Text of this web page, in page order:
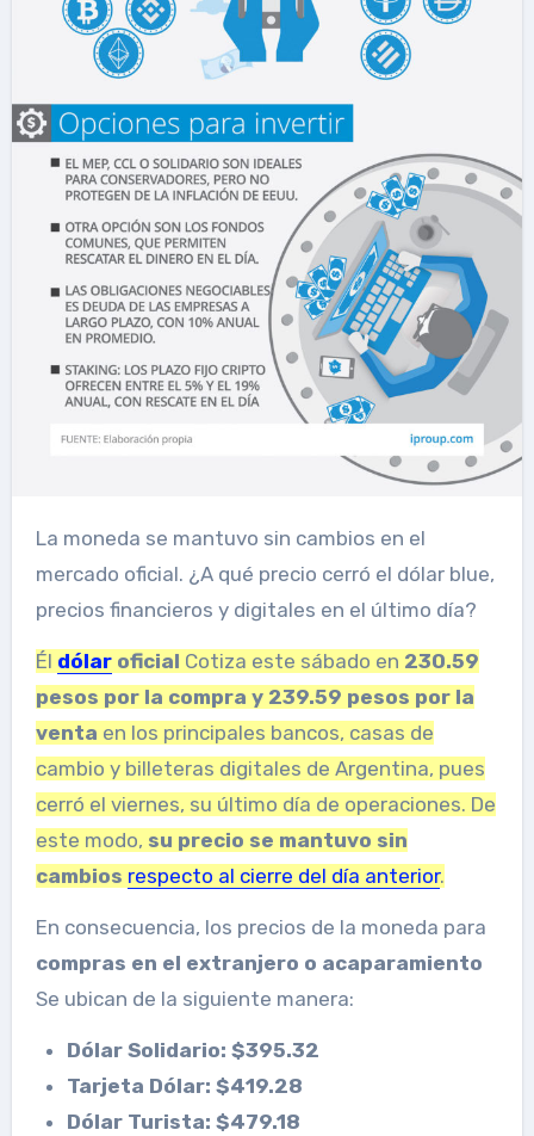
La moneda se mantuvo sin cambios en el
mercado oficial. ¿A qué precio cerró el dólar blue,
precios financieros y digitales en el último día?
Él dólaroficial Cotiza este sábado en 230.59
pesos por la compra y 239.59 pesos por la
venta en los principales bancos, casas de
cambio y billeteras digitales de Argentina, pues
cerró el viernes, su último día de operaciones. De
este modo, su precio se mantuvo sin
cambios respecto al cierre del día anterior.
En consecuencia, los precios de la moneda para
compras en el extranjero o acaparamiento
Se ubican de la siguiente manera:
Dólar Solidario: $395.32
Tarjeta Dólar: $419.28
Dólar Turista: $479.18